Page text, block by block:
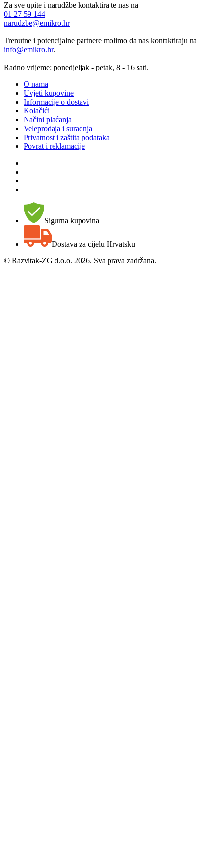
Za sve upite i narudžbe kontaktirajte nas na
01 27 59 144
narudzbe@emikro.hr
Trenutne i potencijalne partnere molimo da nas kontaktiraju na
info@emikro.hr.
Radno vrijeme: ponedjeljak - petak, 8 - 16 sati.
O nama
Uvjeti kupovine
Informacije o dostavi
Kolačići
Načini plaćanja
Veleprodaja i suradnja
Privatnost i zaštita podataka
Povrat i reklamacije
Sigurna kupovina
Dostava za cijelu Hrvatsku
© Razvitak-ZG d.o.o. 2026. Sva prava zadržana.